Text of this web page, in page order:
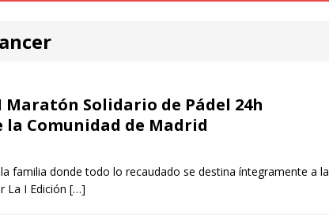
Maratón Solidario de Pádel 24h
Comunidad de Madrid
familia donde todo lo recaudado se destina íntegramente a la
La I Edición […]